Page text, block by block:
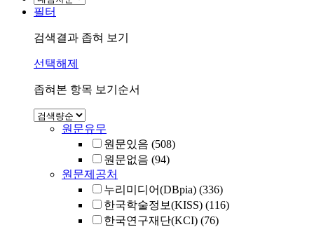
필터
검색결과 좁혀 보기
선택해제
좁혀본 항목 보기순서
원문유무
원문있음 (508)
원문없음 (94)
원문제공처
누리미디어(DBpia) (336)
한국학술정보(KISS) (116)
한국연구재단(KCI) (76)